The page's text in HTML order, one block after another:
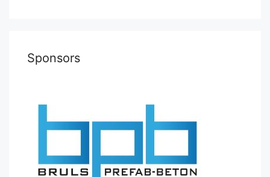
Sponsors